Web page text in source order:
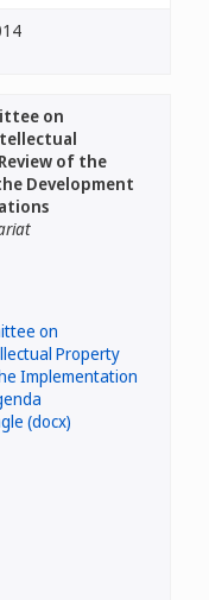
on
of the
Development